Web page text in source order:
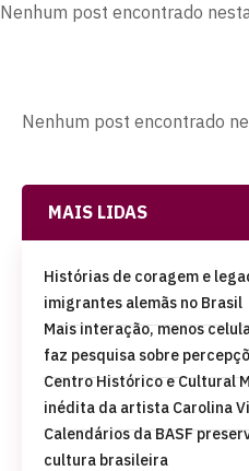
Nenhum post encontrado
Nenhum post encontrado
MAIS LIDAS
Histórias de coragem e
imigrantes alemãs no Brasil
Mais interação, menos
faz pesquisa sobre
Centro Histórico e Cultural
inédita da artista Carolina
Calendários da BASF
cultura brasileira